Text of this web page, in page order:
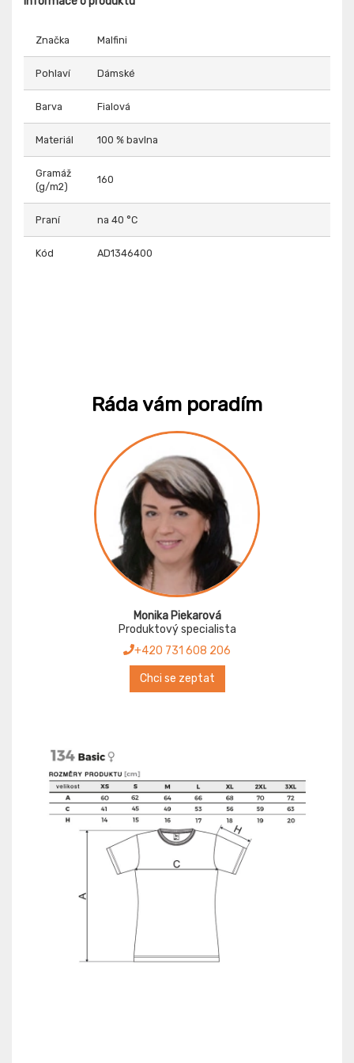
Značka Malfini
Pohlaví Dámské
Barva Fialová
Materiál 100 % bavlna
Gramáž
(g/m2)
160
Praní na 40 °C
Kód AD1346400
Ráda vám poradím
Monika Piekarová
Produktový specialista
+420 731 608 206
Chci se zeptat